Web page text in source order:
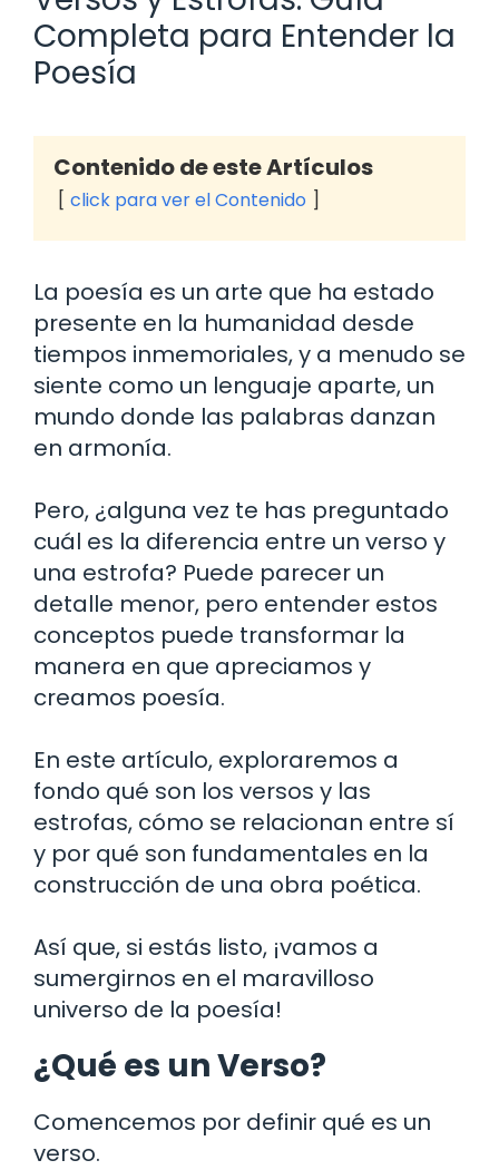
Completa para Entender la
Poesía
Contenido de este Artículos
click para ver el Contenido
La poesía es un arte que ha estado
presente en la humanidad desde
tiempos inmemoriales, y a menudo se
siente como un lenguaje aparte, un
mundo donde las palabras danzan
en armonía.
Pero, ¿alguna vez te has preguntado
cuál es la diferencia entre un verso y
una estrofa? Puede parecer un
detalle menor, pero entender estos
conceptos puede transformar la
manera en que apreciamos y
creamos poesía.
En este artículo, exploraremos a
fondo qué son los versos y las
estrofas, cómo se relacionan entre sí
y por qué son fundamentales en la
construcción de una obra poética.
Así que, si estás listo, ¡vamos a
sumergirnos en el maravilloso
universo de la poesía!
¿Qué es un Verso?
Comencemos por definir qué es un
verso.